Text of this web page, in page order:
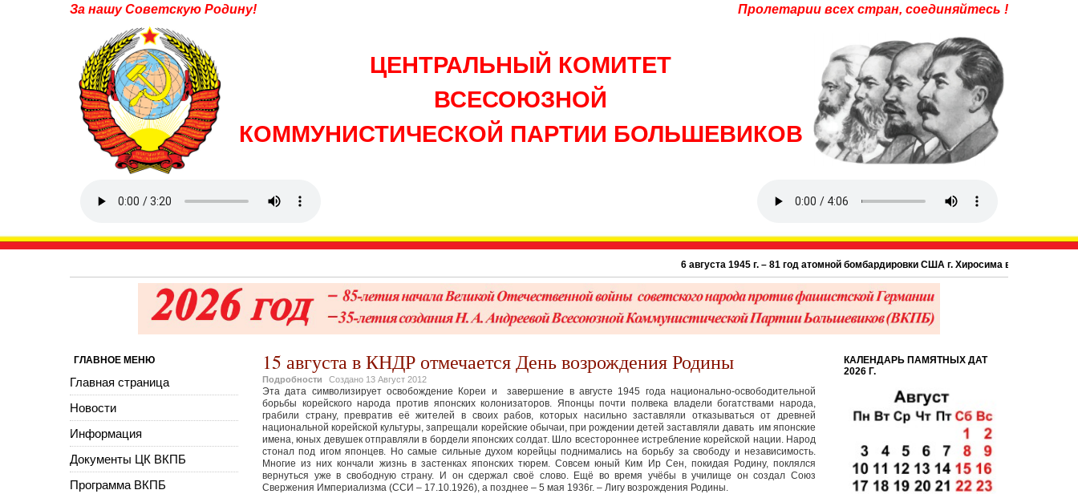
За нашу Советскую Родину! Пролетарии всех стран, соединяйтесь !
ЦЕНТРАЛЬНЫЙ КОМИТЕТ
ВСЕСОЮЗНОЙ
КОММУНИСТИЧЕСКОЙ ПАРТИИ БОЛЬШЕВИКОВ
6 августа 1945 г. – 81 год атомной бомбардировки США г. Хиросима в Японии.
15 августа в КНДР отмечается День возрождения Родины
Подробности Создано 13 Август 2012
Эта дата символизирует освобождение Кореи и завершение в августе 1945 года национально-освободительной
борьбы корейского народа против японских колонизаторов. Японцы почти полвека владели богатствами народа,
грабили страну, превратив её жителей в своих рабов, которых насильно заставляли отказываться от древней
национальной корейской культуры, запрещали корейские обычаи, при рождении детей заставляли давать им японские
имена, юных девушек отправляли в бордели японских солдат. Шло всестороннее истребление корейской нации. Народ
стонал под игом японцев. Но самые сильные духом корейцы поднимались на борьбу за свободу и независимость.
Многие из них кончали жизнь в застенках японских тюрем. Совсем юный Ким Ир Сен, покидая Родину, поклялся
вернуться уже в свободную страну. И он сдержал своё слово. Ещё во время учёбы в училище он создал Союз
Свержения Империализма (ССИ – 17.10.1926), а позднее – 5 мая 1936г. – Лигу возрождения Родины.
ГЛАВНОЕ МЕНЮ
Главная страница
Новости
Информация
Документы ЦК ВКПБ
Программа ВКПБ
КАЛЕНДАРЬ ПАМЯТНЫХ ДАТ
2026 Г.